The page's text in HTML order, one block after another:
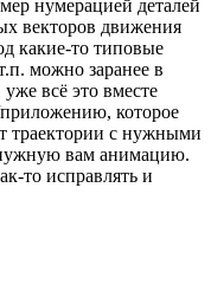
нумерацией деталей
векторов движения
какие-то типовые
можно заранее в
всё это вместе
которое
траектории с нужными
вам анимацию.
то исправлять и